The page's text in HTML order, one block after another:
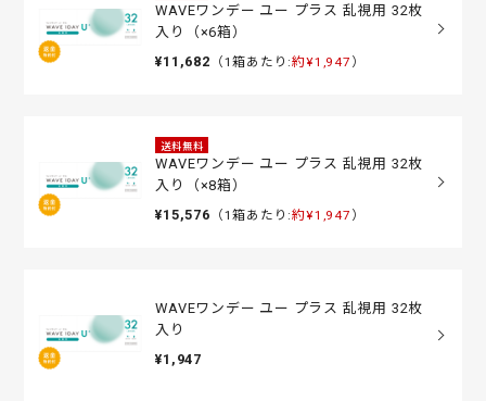
WAVEワンデー ユー プラス 乱視用 32枚
入り（×6箱）
¥11,682 （1箱あたり:約¥1,947 ）
送料無料
WAVEワンデー ユー プラス 乱視用 32枚
入り（×8箱）
¥15,576 （1箱あたり:約¥1,947 ）
WAVEワンデー ユー プラス 乱視用 32枚
入り
¥1,947